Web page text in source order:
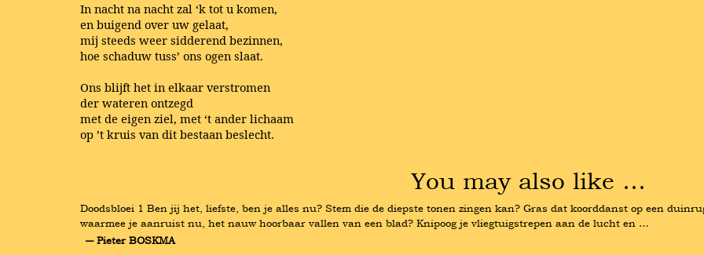
In nacht na nacht zal ‘k tot u komen,
en buigend over uw gelaat,
mij steeds weer sidderend bezinnen,
hoe schaduw tuss’ ons ogen slaat.
Ons blijft het in elkaar verstromen
der wateren ontzegd
met de eigen ziel, met ‘t ander lichaam
op ’t kruis van dit bestaan beslecht.
You may also like …
Doodsbloei 1 Ben jij het, liefste, ben je alles nu? Stem die de diepste tonen zingen kan? Gras dat koorddanst op een
waarmee je aanruist nu, het nauw hoorbaar vallen van een blad? Knipoog je vliegtuigstrepen aan de lucht en …
― Pieter BOSKMA